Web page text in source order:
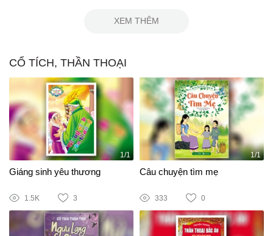
XEM THÊM
CỔ TÍCH, THẦN THOẠI
1/1
Giáng sinh yêu thương
1.5K 3
1/1
Câu chuyện tìm mẹ
333 0